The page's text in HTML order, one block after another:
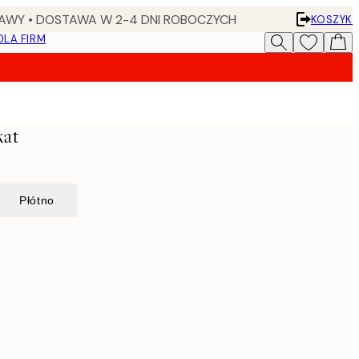
• DOSTAWA W 2-4 DNI ROBOCZYCH
KOSZYK
FIRM
Płótno